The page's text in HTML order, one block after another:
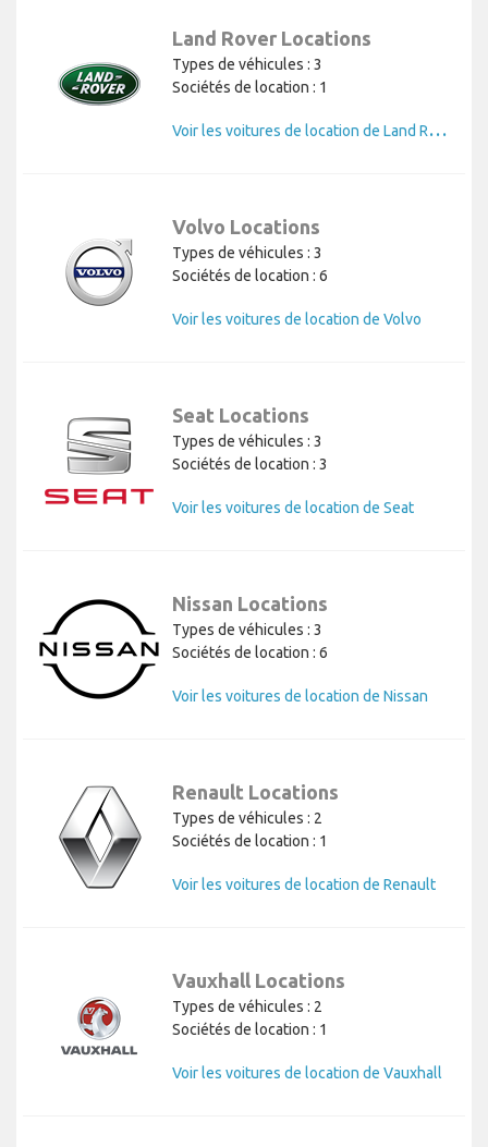
Land Rover Locations
Types de véhicules : 3
Sociétés de location : 1
V
oir les voitures de location de Land Rover
Volvo Locations
Types de véhicules : 3
Sociétés de location : 6
Voir les voitures de location de Volvo
Seat Locations
Types de véhicules : 3
Sociétés de location : 3
Voir les voitures de location de Seat
Nissan Locations
Types de véhicules : 3
Sociétés de location : 6
Voir les voitures de location de Nissan
Renault Locations
Types de véhicules : 2
Sociétés de location : 1
Voir les voitures de location de Renault
Vauxhall Locations
Types de véhicules : 2
Sociétés de location : 1
Voir les voitures de location de Vauxhall